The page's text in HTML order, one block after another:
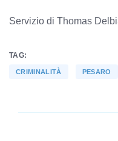
Servizio di Thomas
TAG:
CRIMINALITÀ PESARO